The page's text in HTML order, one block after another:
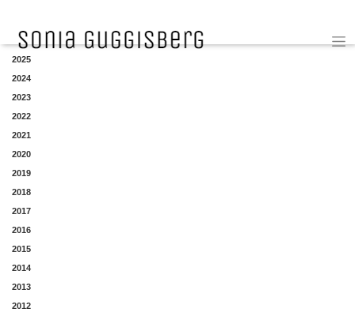
YEAR
2025
2024
2023
2022
2021
2020
2019
2018
2017
2016
2015
2014
2013
2012